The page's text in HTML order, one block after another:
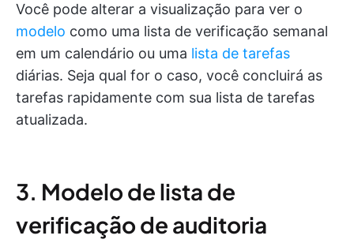
Você pode alterar a visualização para ver o
modelo como uma lista de verificação semanal
em um calendário ou uma lista de tarefas
diárias. Seja qual for o caso, você concluirá as
tarefas rapidamente com sua lista de tarefas
atualizada.
3. Modelo de lista de
verificação de auditoria